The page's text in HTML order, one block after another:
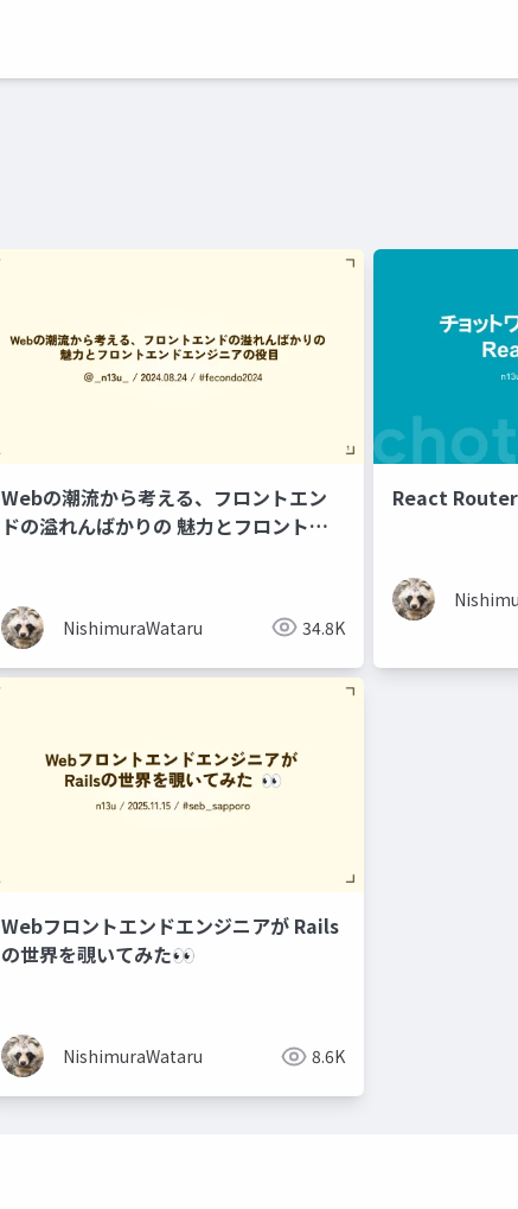
Webの潮流から考える、フロントエン
ドの溢れんばかりの 魅力とフロントエ
NishimuraWataru 34.8K
React Router
Webフロントエンドエンジニアが Rails
の世界を覗いてみた👀
NishimuraWataru 8.6K